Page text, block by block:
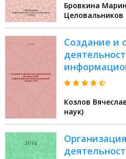
Бровкина
Создание и
Козлов
наук)